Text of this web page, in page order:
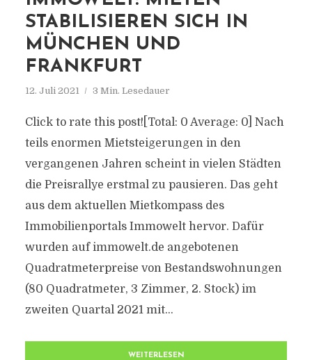
STABILISIEREN SICH IN
MÜNCHEN UND
FRANKFURT
12. Juli 2021 3 Min. Lesedauer
Click to rate this post![Total: 0 Average: 0] Nach
teils enormen Mietsteigerungen in den
vergangenen Jahren scheint in vielen Städten
die Preisrallye erstmal zu pausieren. Das geht
aus dem aktuellen Mietkompass des
Immobilienportals Immowelt hervor. Dafür
wurden auf immowelt.de angebotenen
Quadratmeterpreise von Bestandswohnungen
(80 Quadratmeter, 3 Zimmer, 2. Stock) im
zweiten Quartal 2021 mit...
WEITERLESEN